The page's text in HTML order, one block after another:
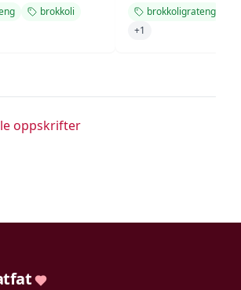
brokkoli
brokkoligrateng
+1
oppskrifter